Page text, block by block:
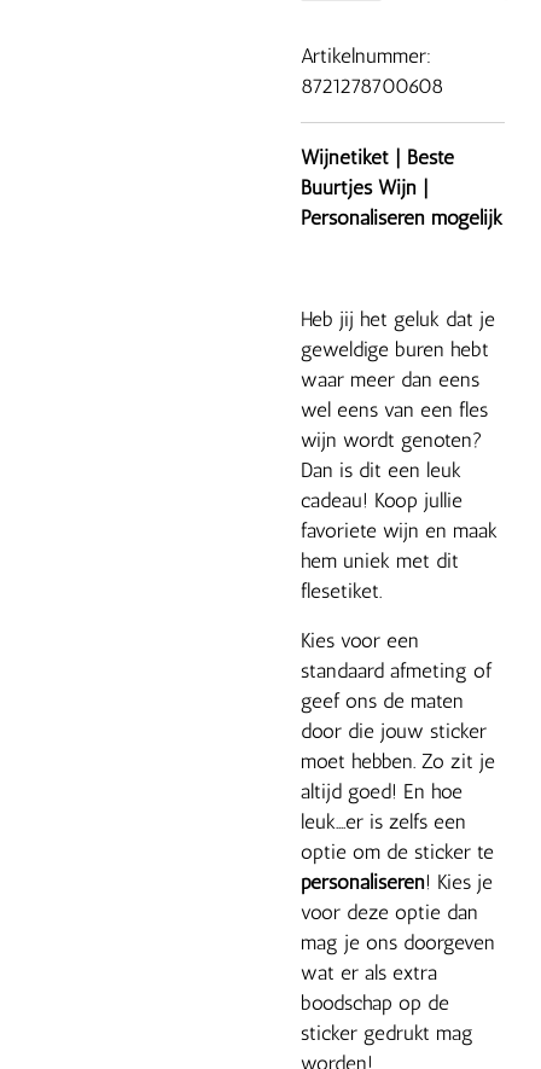
Artikelnummer:
8721278700608
Wijnetiket | Beste
Buurtjes Wijn |
Personaliseren mogelijk
Heb jij het geluk dat je
geweldige buren hebt
waar meer dan eens
wel eens van een fles
wijn wordt genoten?
Dan is dit een leuk
cadeau! Koop jullie
favoriete wijn en maak
hem uniek met dit
flesetiket.
Kies voor een
standaard afmeting of
geef ons de maten
door die jouw sticker
moet hebben. Zo zit je
altijd goed! En hoe
leuk....er is zelfs een
optie om de sticker te
personaliseren! Kies je
voor deze optie dan
mag je ons doorgeven
wat er als extra
boodschap op de
sticker gedrukt mag
worden!